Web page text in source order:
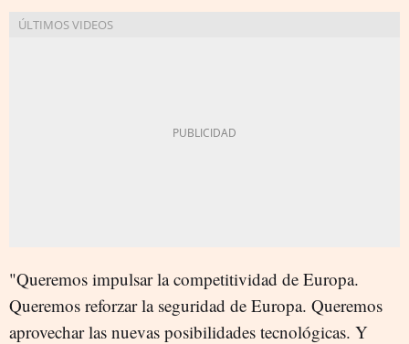
"Queremos impulsar la competitividad de Europa.
Queremos reforzar la seguridad de Europa. Queremos
aprovechar las nuevas posibilidades tecnológicas. Y